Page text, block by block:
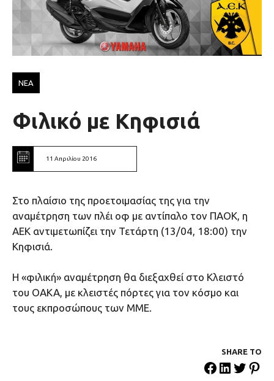
ΝΕΑ
Φιλικό με Κηφισιά
11 Απριλίου 2016
Στο πλαίσιο της προετοιμασίας της για την
αναμέτρηση των πλέι οφ με αντίπαλο τον ΠΑΟΚ, η
ΑΕΚ αντιμετωπίζει την Τετάρτη (13/04, 18:00) την
Κηφισιά.
Η «φιλική» αναμέτρηση θα διεξαχθεί στο Κλειστό
του ΟΑΚΑ, με κλειστές πόρτες για τον κόσμο και
τους εκπροσώπους των ΜΜΕ.
SHARE ΤΟ